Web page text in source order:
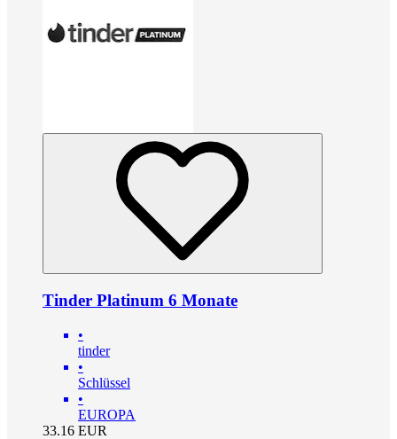
Tinder Platinum 6 Monate
•
tinder
•
Schlüssel
•
EUROPA
33.16 EUR